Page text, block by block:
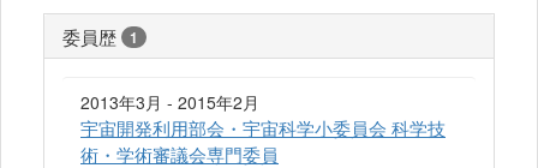
委員歴 1
2013年3月 - 2015年2月
宇宙開発利用部会・宇宙科学小委員会 科学技
術・学術審議会専門委員